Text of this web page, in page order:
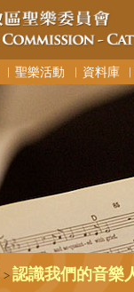
︳聖樂活動 ︳資料庫
> 認識我們的音樂